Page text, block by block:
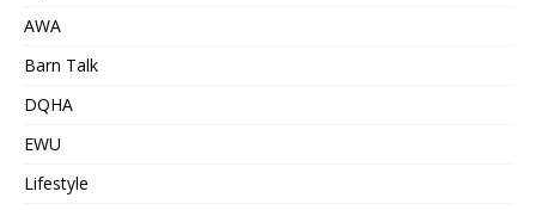
AWA
Barn Talk
DQHA
EWU
Lifestyle